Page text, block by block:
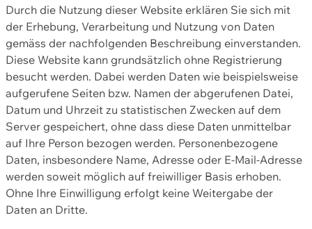
Durch die Nutzung dieser Website erklären Sie sich mit
der Erhebung, Verarbeitung und Nutzung von Daten
gemäss der nachfolgenden Beschreibung einverstanden.
Diese Website kann grundsätzlich ohne Registrierung
besucht werden. Dabei werden Daten wie beispielsweise
aufgerufene Seiten bzw. Namen der abgerufenen Datei,
Datum und Uhrzeit zu statistischen Zwecken auf dem
Server gespeichert, ohne dass diese Daten unmittelbar
auf Ihre Person bezogen werden. Personenbezogene
Daten, insbesondere Name, Adresse oder E-Mail-Adresse
werden soweit möglich auf freiwilliger Basis erhoben.
Ohne Ihre Einwilligung erfolgt keine Weitergabe der
Daten an Dritte.